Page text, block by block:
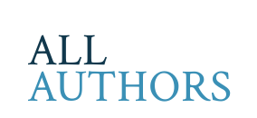
ALL
AUTHORS